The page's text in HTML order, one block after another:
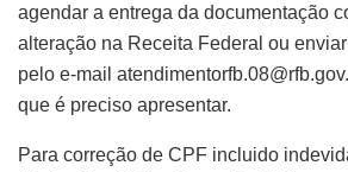
agendar a entrega da documentação
alteração na Receita Federal ou
pelo e-mail
que é preciso apresentar.
Para correção de CPF incluido